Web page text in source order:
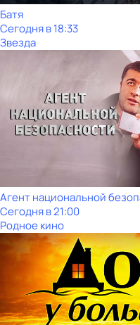
Батя
Сегодня в 18:33
Звезда
Агент национальной
Сегодня в 21:00
Родное кино